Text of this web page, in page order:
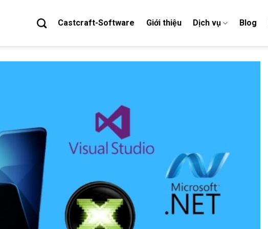
Castcraft-Software Giới thiệu Dịch vụ Blog